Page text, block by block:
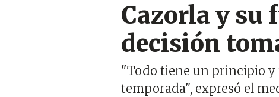
Cazorla y su
decisión
"Todo tiene un principio y
temporada", expresó el